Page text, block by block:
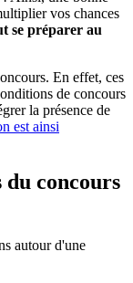
vos chances
se préparer au
En effet, ces
de concours
la présence de
est ainsi
concours
autour d'une